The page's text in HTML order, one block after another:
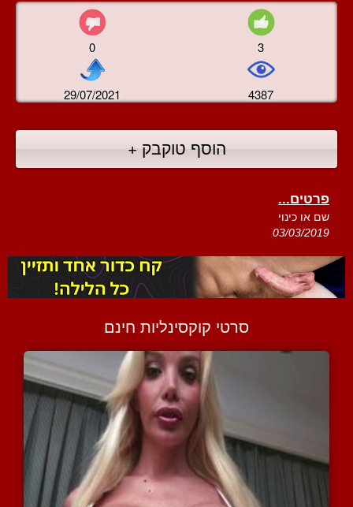
0 3
29/07/2021 4387
הוסף טוקבק +
פרטים...
שם או כינוי
03/03/2019
סרטי קוקסינליות חינם